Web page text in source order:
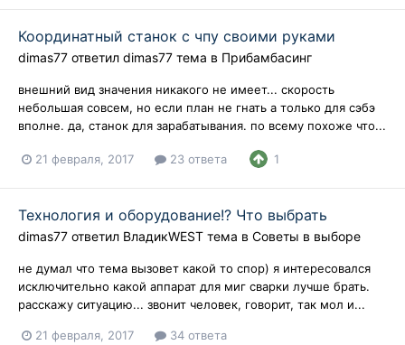
Координатный станок с чпу своими руками
dimas77 ответил dimas77 тема в Прибамбасинг
внешний вид значения никакого не имеет... скорость
небольшая совсем, но если план не гнать а только для сэбэ
вполне. да, станок для зарабатывания. по всему похоже что...
21 февраля, 2017 23 ответа 1
Технология и оборудование!? Что выбрать
dimas77 ответил ВладикWEST тема в Советы в выборе
не думал что тема вызовет какой то спор) я интересовался
исключительно какой аппарат для миг сварки лучше брать.
расскажу ситуацию... звонит человек, говорит, так мол и...
21 февраля, 2017 34 ответа